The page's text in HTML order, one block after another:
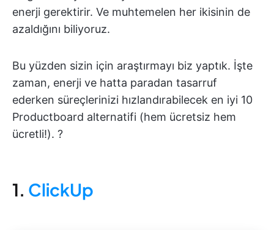
enerji gerektirir. Ve muhtemelen her ikisinin de
azaldığını biliyoruz.
Bu yüzden sizin için araştırmayı biz yaptık. İşte
zaman, enerji ve hatta paradan tasarruf
ederken süreçlerinizi hızlandırabilecek en iyi 10
Productboard alternatifi (hem ücretsiz hem
ücretli!). ?
1. ClickUp